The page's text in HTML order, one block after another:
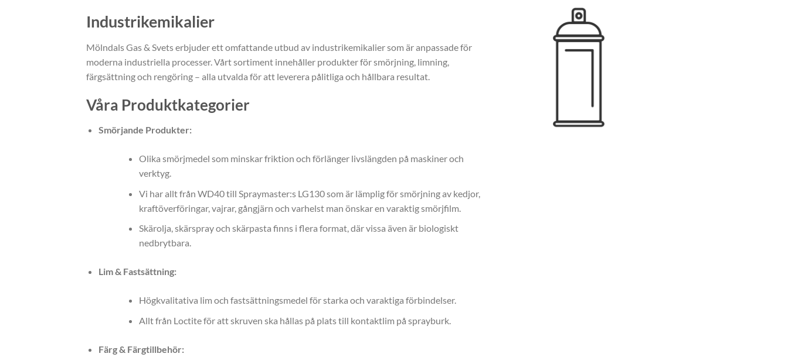
Industrikemikalier
Mölndals Gas & Svets erbjuder ett omfattande utbud av industrikemikalier som är anpassade för
moderna industriella processer. Vårt sortiment innehåller produkter för smörjning, limning,
färgsättning och rengöring – alla utvalda för att leverera pålitliga och hållbara resultat.
Våra Produktkategorier
Smörjande Produkter:
Olika smörjmedel som minskar friktion och förlänger livslängden på maskiner och
verktyg.
Vi har allt från WD40 till Spraymaster:s LG130 som är lämplig för smörjning av kedjor,
kraftöverföringar, vajrar, gångjärn och varhelst man önskar en varaktig smörjfilm.
Skärolja, skärspray och skärpasta finns i flera format, där vissa även är biologiskt
nedbrytbara.
Lim & Fastsättning:
Högkvalitativa lim och fastsättningsmedel för starka och varaktiga förbindelser.
Allt från Loctite för att skruven ska hållas på plats till kontaktlim på sprayburk.
Färg & Färgtillbehör: